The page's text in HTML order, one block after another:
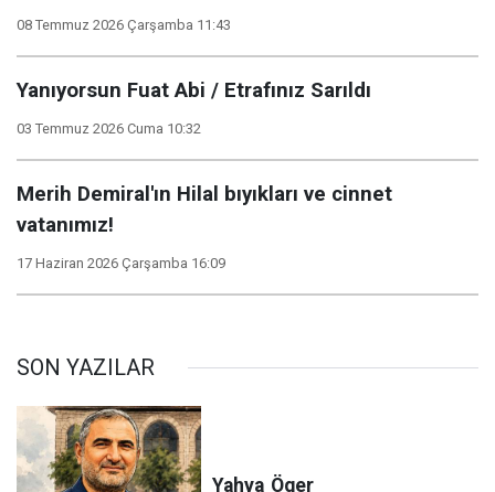
08 Temmuz 2026 Çarşamba 11:43
Yanıyorsun Fuat Abi / Etrafınız Sarıldı
03 Temmuz 2026 Cuma 10:32
Merih Demiral'ın Hilal bıyıkları ve cinnet
vatanımız!
17 Haziran 2026 Çarşamba 16:09
SON YAZILAR
Yahya Öger